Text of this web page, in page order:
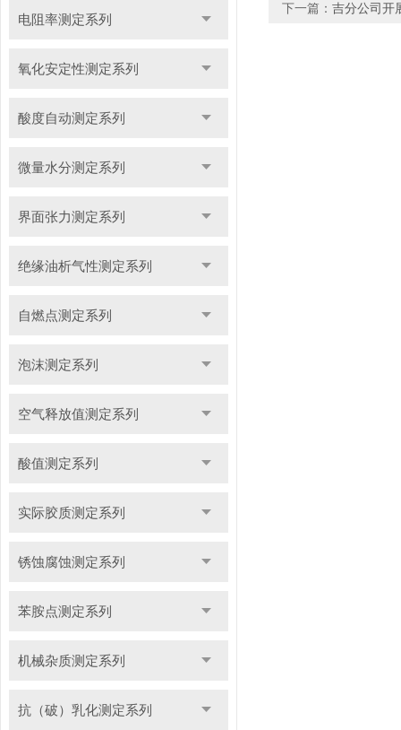
电阻率测定系列
氧化安定性测定系列
酸度自动测定系列
微量水分测定系列
界面张力测定系列
绝缘油析气性测定系列
自燃点测定系列
泡沫测定系列
空气释放值测定系列
酸值测定系列
实际胶质测定系列
锈蚀腐蚀测定系列
苯胺点测定系列
机械杂质测定系列
抗（破）乳化测定系列
下一篇： 吉分公司开